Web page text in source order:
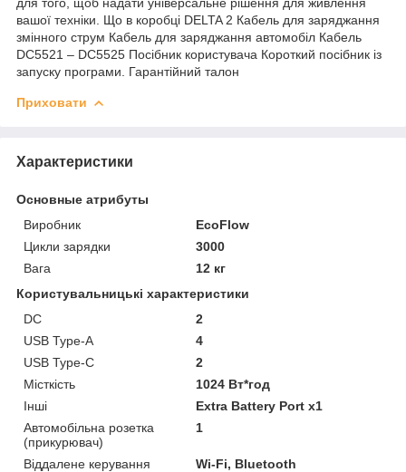
вашої техніки. Що в коробці DELTA 2 Кабель для заряджання
змінного струм Кабель для заряджання автомобіл Кабель
DC5521 – DC5525 Посібник користувача Короткий посібник із
запуску програми. Гарантійний талон
Приховати
Характеристики
Основные атрибуты
Виробник
EcoFlow
Цикли зарядки
3000
Вага
12 кг
Користувальницькі характеристики
DC
2
USB Type-A
4
USB Type-C
2
Місткість
1024 Вт*год
Інші
Extra Battery Port x1
Автомобільна розетка
(прикурювач)
1
Віддалене керування
Wi-Fi, Bluetooth